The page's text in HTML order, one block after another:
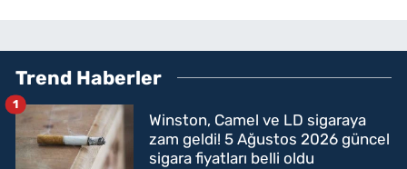
Trend Haberler
Winston, Camel ve LD sigaraya
zam geldi! 5 Ağustos 2026 güncel
sigara fiyatları belli oldu
1